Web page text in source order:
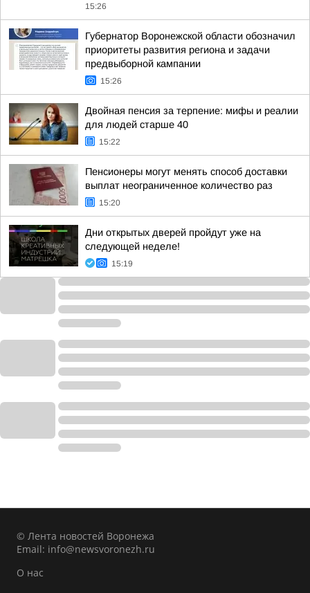
15:26
Губернатор Воронежской области обозначил
приоритеты развития региона и задачи
предвыборной кампании
15:26
Двойная пенсия за терпение: мифы и реалии
для людей старше 40
15:22
Пенсионеры могут менять способ доставки
выплат неограниченное количество раз
15:20
Дни открытых дверей пройдут уже на
следующей неделе!
15:19
© Лента новостей Воронежа
Email: info@newsvoronezh.ru
О нас